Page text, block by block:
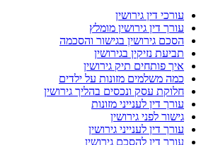
עורכי דין גירושין
עורך דין גירושין מומלץ
הסכם גירושין בגישור והסכמה
תביעת נזיקין בגירושין
איך פותחים תיק גירושין
כמה משלמים מזונות על ילדים
חלוקת עסק ונכסים בהליך גירושין
עורך דין לענייני מזונות
גישור לפני גירושין
עורך דין לענייני גירושין
עורך דין להסכם גירושין